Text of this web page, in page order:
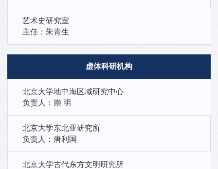
艺术史研究室
主任：朱青生
虚体科研机构
北京大学地中海区域研究中心
负责人：崇 明
北京大学东北亚研究所
负责人：唐利国
北京大学古代东方文明研究所